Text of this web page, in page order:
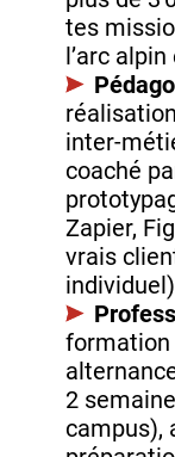
tes
l’arc
coaché
Zapier,
vrais
formation
2
campus),